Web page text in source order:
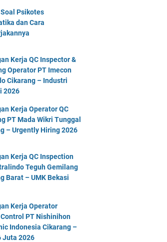
Psikotes
dan Cara
Kerja QC Inspector &
Operator PT Imecon
Cikarang – Industri
2026
Kerja Operator QC
PT Mada Wikri Tunggal
– Urgently Hiring 2026
Kerja QC Inspection
Teguh Gemilang
Barat – UMK Bekasi
Kerja Operator
PT Nishinihon
Indonesia Cikarang –
Juta 2026